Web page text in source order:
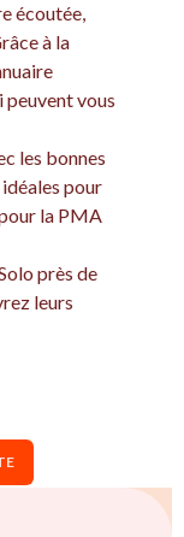
écoutée,
à la
vous
les bonnes
pour
la PMA
près de
leurs